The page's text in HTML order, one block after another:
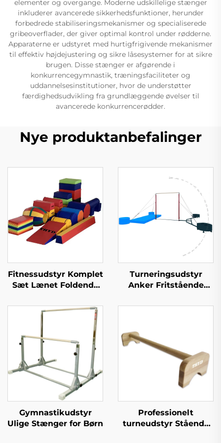
elementer og overgange. Moderne udskillelige stænger
inkluderer avancerede sikkerhedsfunktioner, herunder
forbedrede stabiliseringsmekanismer og specialiserede
gribeoverflader, der giver optimal kontrol under rødderne.
Apparaterne er udstyret med hurtigfrigivende mekanismer
til effektiv højdejustering og sikre låsesystemer for at sikre
brugen. Disse stænger er afgørende i
konkurrencegymnastik, træningsfaciliteter og
uddannelsesinstitutioner, hvor de understøtter
færdighedsudvikling fra grundlæggende øvelser til
avancerede konkurrencerødder.
Nye produktanbefalinger
Fitnessudstyr Komplet
Sæt Lænet Foldende
Mat for Børn
Turneringsudstyr
Anker Fritstående
Stanger
Gymnastikudstyr
Ulige Stænger for Børn
Professionelt
turneudstyr Stående